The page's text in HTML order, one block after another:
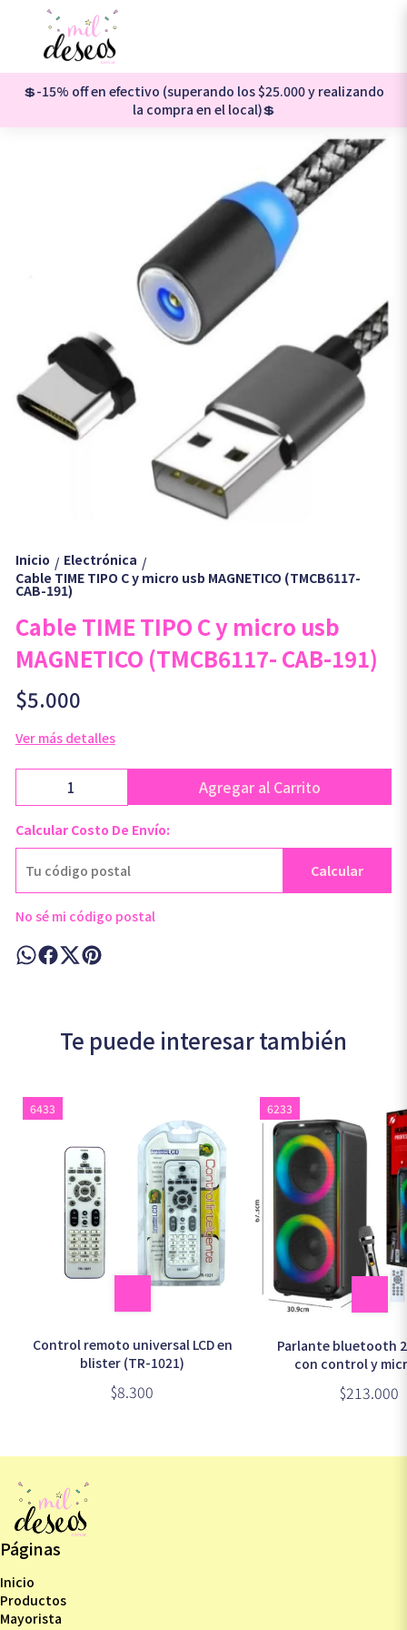
💲-15% off en efectivo (superando los $25.000 y realizando
la compra en el local)💲
Inicio / Electrónica /
Cable TIME TIPO C y micro usb MAGNETICO (TMCB6117-
CAB-191)
Cable TIME TIPO C y micro usb
MAGNETICO (TMCB6117- CAB-191)
$5.000
Ver más detalles
Agregar al Carrito
Calcular Costo De Envío:
Calcular
No sé mi código postal
Te puede interesar también
6433
Control remoto universal LCD en
blister (TR-1021)
$8.300
6233
Parlante bluetooth 2
con control y
$213.000
Páginas
Inicio
Productos
Mayorista